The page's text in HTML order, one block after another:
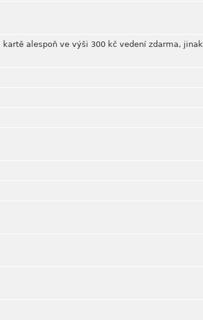
alespoň ve výši 300 kč vedení zdarma,